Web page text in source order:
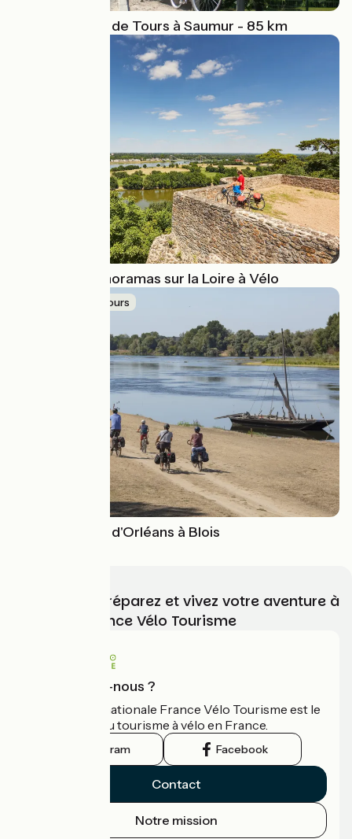
La Loire à Vélo de Tours à Saumur - 85 km
Top 10 des panoramas sur la Loire à Vélo
Idée de parcours
La Loire à Vélo d'Orléans à Blois
Choisissez, préparez et vivez votre aventure à
vélo avec France Vélo Tourisme
Qui sommes-nous ?
L'association nationale France Vélo Tourisme est le
guide officiel du tourisme à vélo en France.
Instagram Facebook
Contact
Notre mission